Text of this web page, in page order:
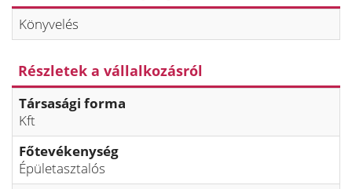
Könyvelés
Részletek a vállalkozásról
Társasági forma
Kft
Főtevékenység
Épületasztalós